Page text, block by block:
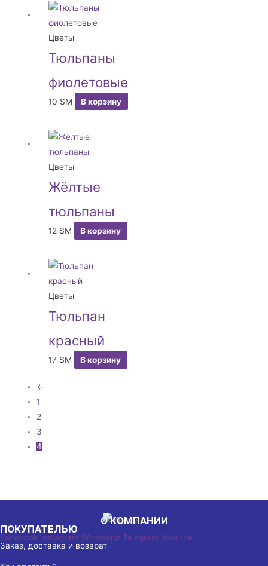
Цветы
Тюльпаны
фиолетовые
10 ЅМ В корзину
Цветы
Жёлтые
тюльпаны
12 ЅМ В корзину
Цветы
Тюльпан
красный
17 ЅМ В корзину
←
1
2
3
4
О КОМПАНИИ
Facebook Instagram Whatsapp Telegram Youtube
ПОКУПАТЕЛЬЮ
Заказ, доставка и возврат